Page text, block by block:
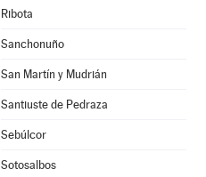
Ribota
Sanchonuño
San Martín y Mudrián
Santiuste de Pedraza
Sebúlcor
Sotosalbos